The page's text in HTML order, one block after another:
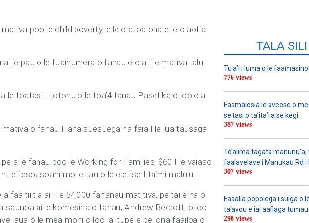
poo le child poverty, e le o atoa ona e le o aofia
le pau o le fuainumera o fanau e ola I le mativa talu
le toatasi I totonu o le toa’4 fanau Pasefika o loo ola
o fanau I lana suesuega na faia I le lua tausaga
a le fanau poo le Working for Families, $60 I le vaiaso
e fesoasoani mo le tau o le eletise I taimi malulu
faaitiiitia ai I le 54,000 fananau matitiva, peitai e na o
saunoa ai le komesina o fanau, Andrew Becroft, o loo
aua o le mea moni o loo iai tupe e pei ona faailoa o
TALA
Tula’i i luma o le
776 views
Faamalosia le aveese o
se tasi o ta’ita’i a se kegi
387 views
To’alima tagata
faalavelave i Manukau Rd
307 views
Faaalia popolega i suiga o
talavou e iai aafiaga
298 views